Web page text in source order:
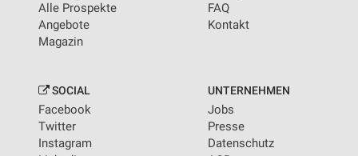
Alle Prospekte
Angebote
Magazin
FAQ
Kontakt
SOCIAL
Facebook
Twitter
Instagram
UNTERNEHMEN
Jobs
Presse
Datenschutz